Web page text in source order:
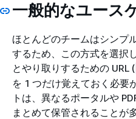
一般的なユース
ほとんどのチームはシンプ
するため、この方式を選択
とやり取りするための URL (
を 1 つだけ覚えておく必要
トは、異なるポータルや
まとめて保管されることが